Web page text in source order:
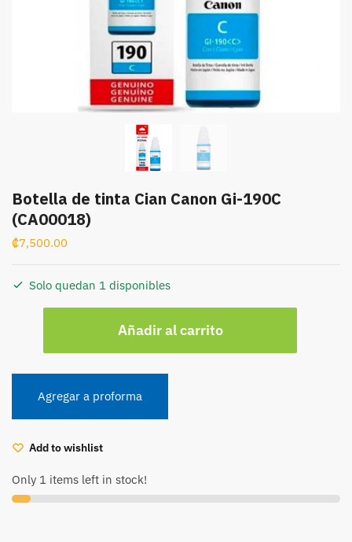
Botella de tinta Cian Canon Gi-190C
(CA00018)
₡7,500.00
Solo quedan 1 disponibles
Cian
Canon
(CA00018)
Añadir al carrito
Agregar a proforma
Add to wishlist
Only 1 items left in stock!